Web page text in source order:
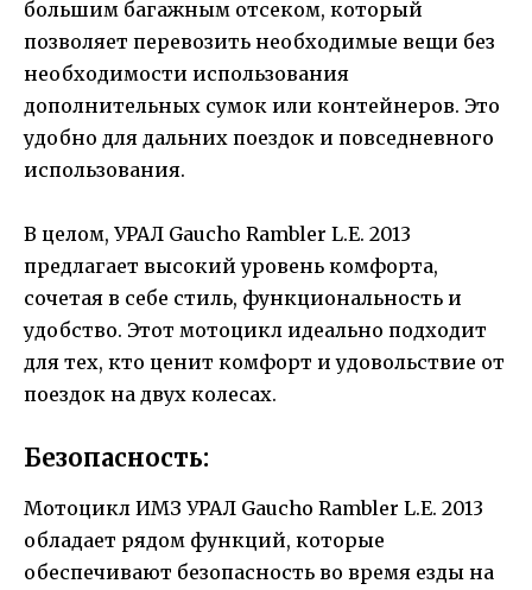
большим багажным отсеком, который
позволяет перевозить необходимые вещи без
необходимости использования
дополнительных сумок или контейнеров. Это
удобно для дальних поездок и повседневного
использования.
В целом, УРАЛ Gaucho Rambler L.E. 2013
предлагает высокий уровень комфорта,
сочетая в себе стиль, функциональность и
удобство. Этот мотоцикл идеально подходит
для тех, кто ценит комфорт и удовольствие от
поездок на двух колесах.
Безопасность:
Мотоцикл ИМЗ УРАЛ Gaucho Rambler L.E. 2013
обладает рядом функций, которые
обеспечивают безопасность во время езды на